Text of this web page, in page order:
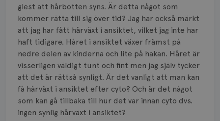
glest att hårbotten syns. Är detta något som
kommer rätta till sig över tid? Jag har också märkt
att jag har fått hårväxt i ansiktet, vilket jag inte har
haft tidigare. Håret i ansiktet växer främst på
nedre delen av kinderna och lite på hakan. Håret är
visserligen väldigt tunt och fint men jag själv tycker
att det är rättså synligt. Är det vanligt att man kan
få hårväxt i ansiktet efter cyto? Och är det något
som kan gå tillbaka till hur det var innan cyto dvs.
ingen synlig hårväxt i ansiktet?
Typ av bröstcancer
Smärta
Prognos
Risker
Spridd bröstcancer
Strålning